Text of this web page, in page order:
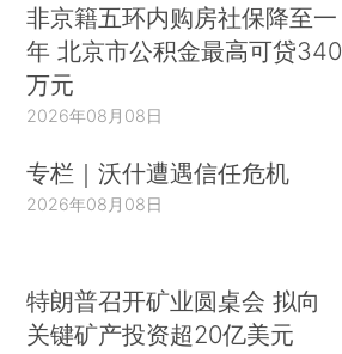
非京籍五环内购房社保降至一
年 北京市公积金最高可贷340
万元
2026年08月08日
专栏｜沃什遭遇信任危机
2026年08月08日
特朗普召开矿业圆桌会 拟向
关键矿产投资超20亿美元